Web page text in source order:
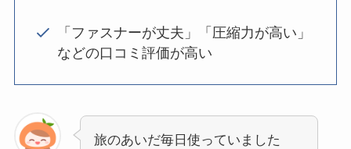
「ファスナーが丈夫」「圧縮力が高い」
などの口コミ評価が高い
旅のあいだ毎日使っていました